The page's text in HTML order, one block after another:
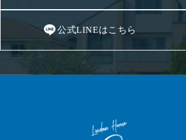
公式LINEはこちら